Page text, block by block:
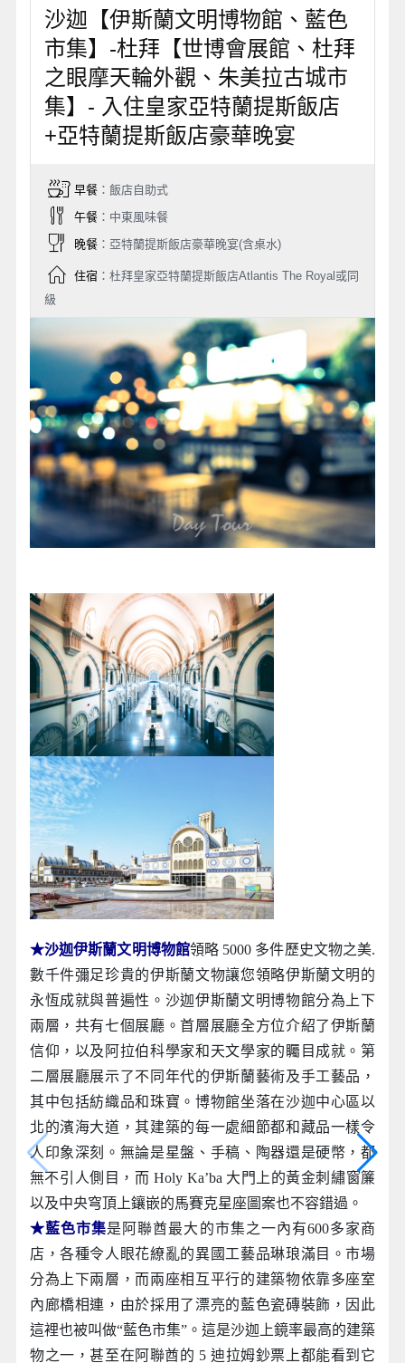
沙迦【伊斯蘭文明博物館、藍色
市集】-杜拜【世博會展館、杜拜
之眼摩天輪外觀、朱美拉古城市
集】- 入住皇家亞特蘭提斯飯店
+亞特蘭提斯飯店豪華晚宴
早餐：飯店自助式
午餐：中東風味餐
晚餐：亞特蘭提斯飯店豪華晚宴(含桌水)
住宿：杜拜皇家亞特蘭提斯飯店Atlantis The Royal或同
級
★沙迦伊斯蘭文明博物館領略 5000 多件歷史文物之美.
數千件彌足珍貴的伊斯蘭文物讓您領略伊斯蘭文明的
永恆成就與普遍性。沙迦伊斯蘭文明博物館分為上下
兩層，共有七個展廳。首層展廳全方位介紹了伊斯蘭
信仰，以及阿拉伯科學家和天文學家的矚目成就。第
二層展廳展示了不同年代的伊斯蘭藝術及手工藝品，
其中包括紡織品和珠寶。博物館坐落在沙迦中心區以
北的濱海大道，其建築的每一處細節都和藏品一樣令
人印象深刻。無論是星盤、手稿、陶器還是硬幣，都
無不引人側目，而 Holy Ka’ba 大門上的黃金刺繡窗簾
以及中央穹頂上鑲嵌的馬賽克星座圖案也不容錯過。
★藍色市集是阿聯酋最大的市集之一內有600多家商
店，各種令人眼花繚亂的異國工藝品琳琅滿目。市場
分為上下兩層，而兩座相互平行的建築物依靠多座室
內廊橋相連，由於採用了漂亮的藍色瓷磚裝飾，因此
這裡也被叫做“藍色市集”。這是沙迦上鏡率最高的建築
物之一，甚至在阿聯酋的 5 迪拉姆鈔票上都能看到它